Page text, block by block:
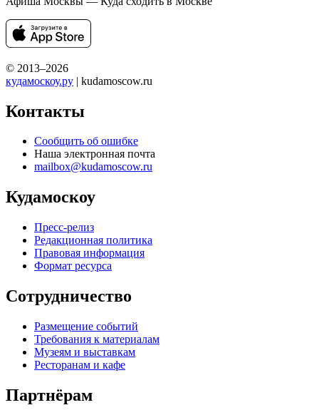
© 2013–2026
кудамоскоу.ру | kudamoscow.ru
Контакты
Сообщить об ошибке
Наша электронная почта
mailbox@kudamoscow.ru
Кудамоскоу
Пресс-релиз
Редакционная политика
Правовая информация
Формат ресурса
Сотрудничество
Размещение событий
Требования к материалам
Музеям и выставкам
Ресторанам и кафе
Партнёрам